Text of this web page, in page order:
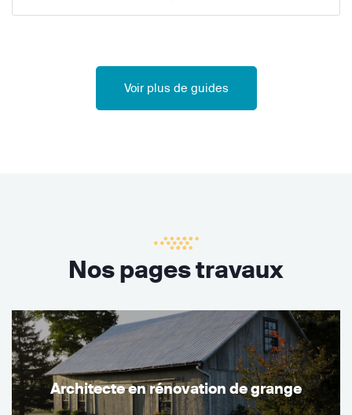
Voir plus de guides
Nos pages travaux
Architecte en rénovation de grange